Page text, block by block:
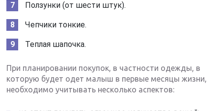
Ползунки (от шести штук).
Чепчики тонкие.
Теплая шапочка.
При планировании покупок, в частности одежды, в
которую будет одет малыш в первые месяцы жизни,
необходимо учитывать несколько аспектов: